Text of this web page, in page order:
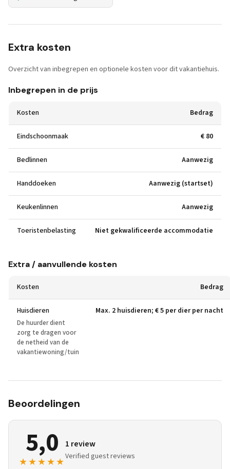
Extra kosten
Overzicht van inbegrepen en optionele kosten voor dit vakantiehuis.
Inbegrepen in de prijs
Kosten Bedrag
Eindschoonmaak € 80
Bedlinnen Aanwezig
Handdoeken Aanwezig (startset)
Keukenlinnen Aanwezig
Toeristenbelasting Niet gekwalificeerde accommodatie
Extra / aanvullende kosten
Kosten Bedrag
Huisdieren
De huurder dient
zorg te dragen voor
de netheid van de
vakantiewoning/tuin
Max. 2 huisdieren; € 5 per dier per nacht
Beoordelingen
5,0
★★★★★
1 review
Verified guest reviews